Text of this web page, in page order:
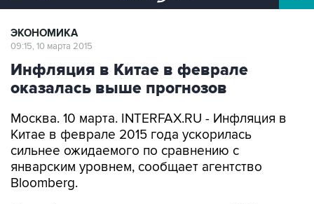
ЭКОНОМИКА
09:15, 10 марта 2015
Инфляция в Китае в феврале
оказалась выше прогнозов
Москва. 10 марта. INTERFAX.RU - Инфляция в
Китае в феврале 2015 года ускорилась
сильнее ожидаемого по сравнению с
январским уровнем, сообщает агентство
Bloomberg.